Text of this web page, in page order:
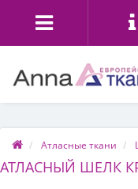
Атласные ткани
АТЛАСНЫЙ ШЕЛК